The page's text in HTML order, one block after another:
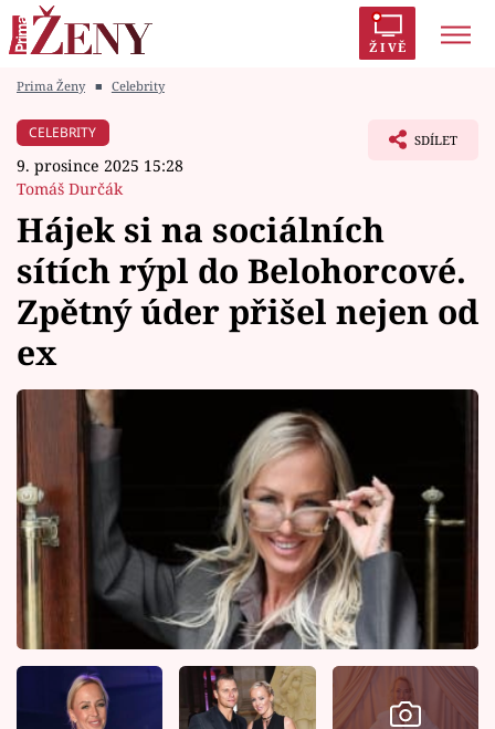
ŽIVĚ
Módní alarm
Témata
Celebrity
Vztahy
Horoskopy
Sledujte prima+
Filmový festival Karlovy Vary
Pořady
Mámy sobě
Prima Ženy ■ Celebrity
CELEBRITY
9. prosince 2025 15:28
Tomáš Durčák
SDÍLET
Hájek si na sociálních
sítích rýpl do Belohorcové.
Zpětný úder přišel nejen od
ex